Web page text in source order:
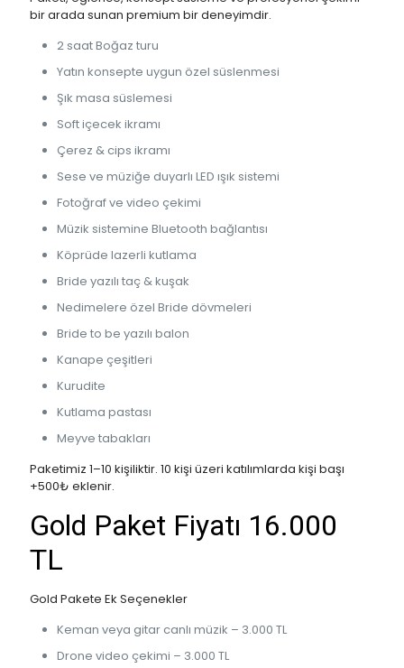
bir arada sunan premium bir deneyimdir.
2 saat Boğaz turu
Yatın konsepte uygun özel süslenmesi
Şık masa süslemesi
Soft içecek ikramı
Çerez & cips ikramı
Sese ve müziğe duyarlı LED ışık sistemi
Fotoğraf ve video çekimi
Müzik sistemine Bluetooth bağlantısı
Köprüde lazerli kutlama
Bride yazılı taç & kuşak
Nedimelere özel Bride dövmeleri
Bride to be yazılı balon
Kanape çeşitleri
Kurudite
Kutlama pastası
Meyve tabakları
Paketimiz 1–10 kişiliktir. 10 kişi üzeri katılımlarda kişi başı
+500₺ eklenir.
Gold Paket Fiyatı 16.000
TL
Gold Pakete Ek Seçenekler
Keman veya gitar canlı müzik – 3.000 TL
Drone video çekimi – 3.000 TL